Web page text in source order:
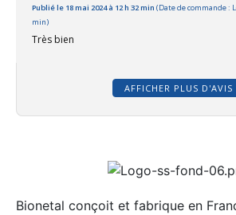
Publié le 18 mai 2024 à 12 h 32 min (Date de commande :
min)
Très bien
AFFICHER PLUS D'AVIS
Bionetal conçoit et fabrique en